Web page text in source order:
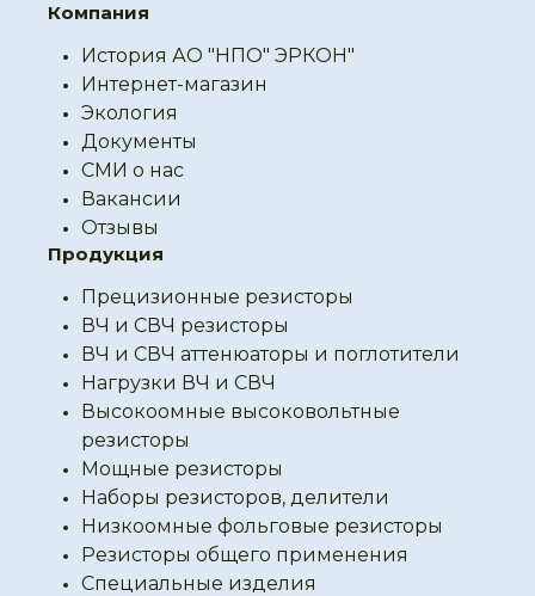
Компания
История АО "НПО" ЭРКОН"
Интернет-магазин
Экология
Документы
СМИ о нас
Вакансии
Отзывы
Продукция
Прецизионные резисторы
ВЧ и СВЧ резисторы
ВЧ и СВЧ аттенюаторы и поглотители
Нагрузки ВЧ и СВЧ
Высокоомные высоковольтные
резисторы
Мощные резисторы
Наборы резисторов, делители
Низкоомные фольговые резисторы
Резисторы общего применения
Специальные изделия